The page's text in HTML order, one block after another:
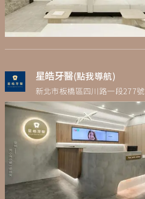
星皓牙醫(點我導航)
新北市板橋區四川路一段277號